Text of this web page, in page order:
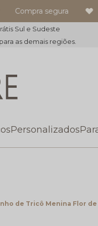
Compra segura
Sul e Sudeste
as demais regiões.
Personalizados
de Tricô Menina Flor